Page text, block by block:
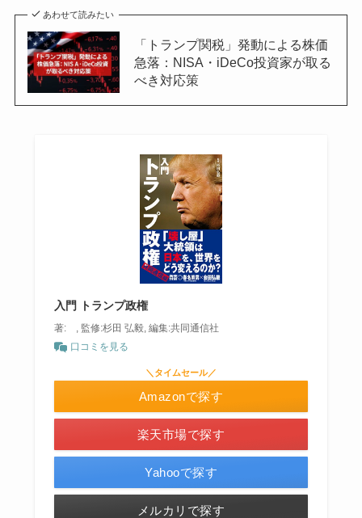
あわせて読みたい
「トランプ関税」発動による株価
急落：NISA・iDeCo投資家が取る
べき対応策
入門 トランプ政権
著: , 監修:杉田 弘毅, 編集:共同通信社
口コミを見る
＼タイムセール／
Amazonで探す
楽天市場で探す
Yahooで探す
メルカリで探す